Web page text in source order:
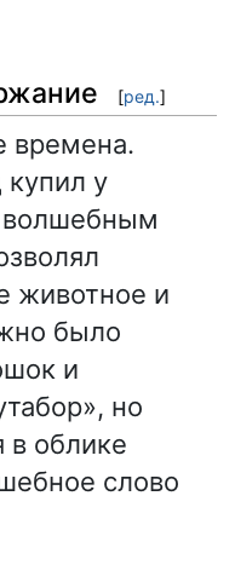
[ред.]
времена.
у
волшебным
животное и
было
и
но
в облике
слово